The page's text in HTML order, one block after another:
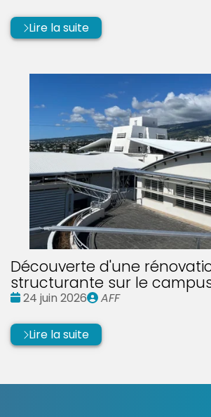
Lire la suite
Découverte d'une
structurante sur le
Date
24 juin 2026
Publié
AFF
Lire la suite